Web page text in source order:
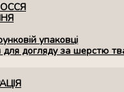
упаковці
для догляду за шерстю